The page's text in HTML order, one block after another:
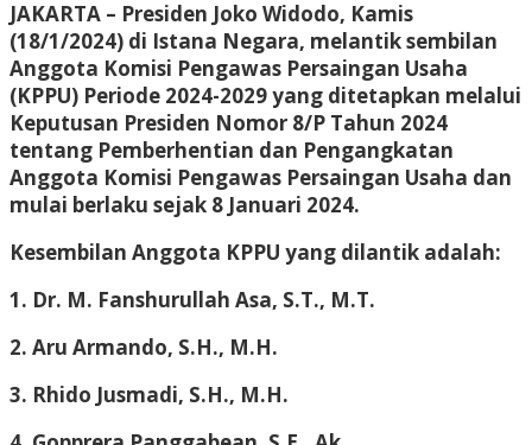
JAKARTA – Presiden Joko Widodo, Kamis
(18/1/2024) di Istana Negara, melantik sembilan
Anggota Komisi Pengawas Persaingan Usaha
(KPPU) Periode 2024-2029 yang ditetapkan melalui
Keputusan Presiden Nomor 8/P Tahun 2024
tentang Pemberhentian dan Pengangkatan
Anggota Komisi Pengawas Persaingan Usaha dan
mulai berlaku sejak 8 Januari 2024.
Kesembilan Anggota KPPU yang dilantik adalah:
1. Dr. M. Fanshurullah Asa, S.T., M.T.
2. Aru Armando, S.H., M.H.
3. Rhido Jusmadi, S.H., M.H.